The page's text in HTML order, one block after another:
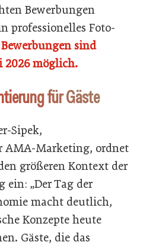
Bewerbungen
professionelles Foto-
Bewerbungen sind
2026 möglich.
für Gäste
Sipek,
AMA-Marketing, ordnet
größeren Kontext der
„Der Tag der
macht deutlich,
Konzepte heute
Gäste, die das